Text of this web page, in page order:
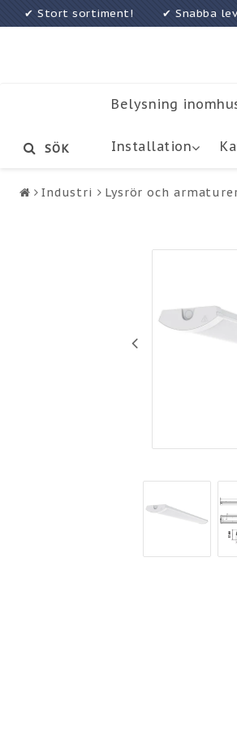
✔ Stort sortiment! ✔ Snabba
Belysning
Installation
SÖK
Industri Lysrör och